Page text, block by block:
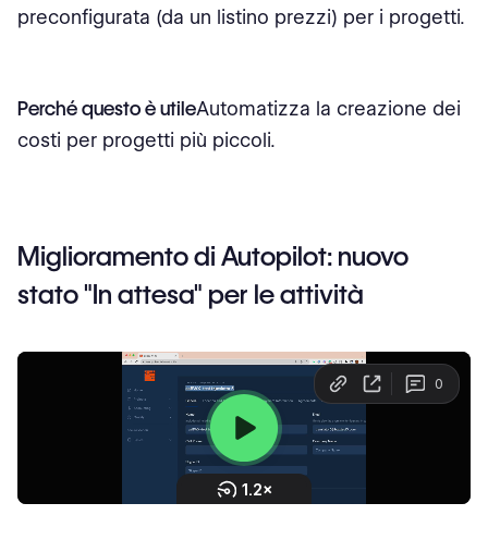
preconfigurata (da un listino prezzi) per i progetti.
Perché questo è utileAutomatizza la creazione dei
costi per progetti più piccoli.
Miglioramento di Autopilot: nuovo
stato "In attesa" per le attività